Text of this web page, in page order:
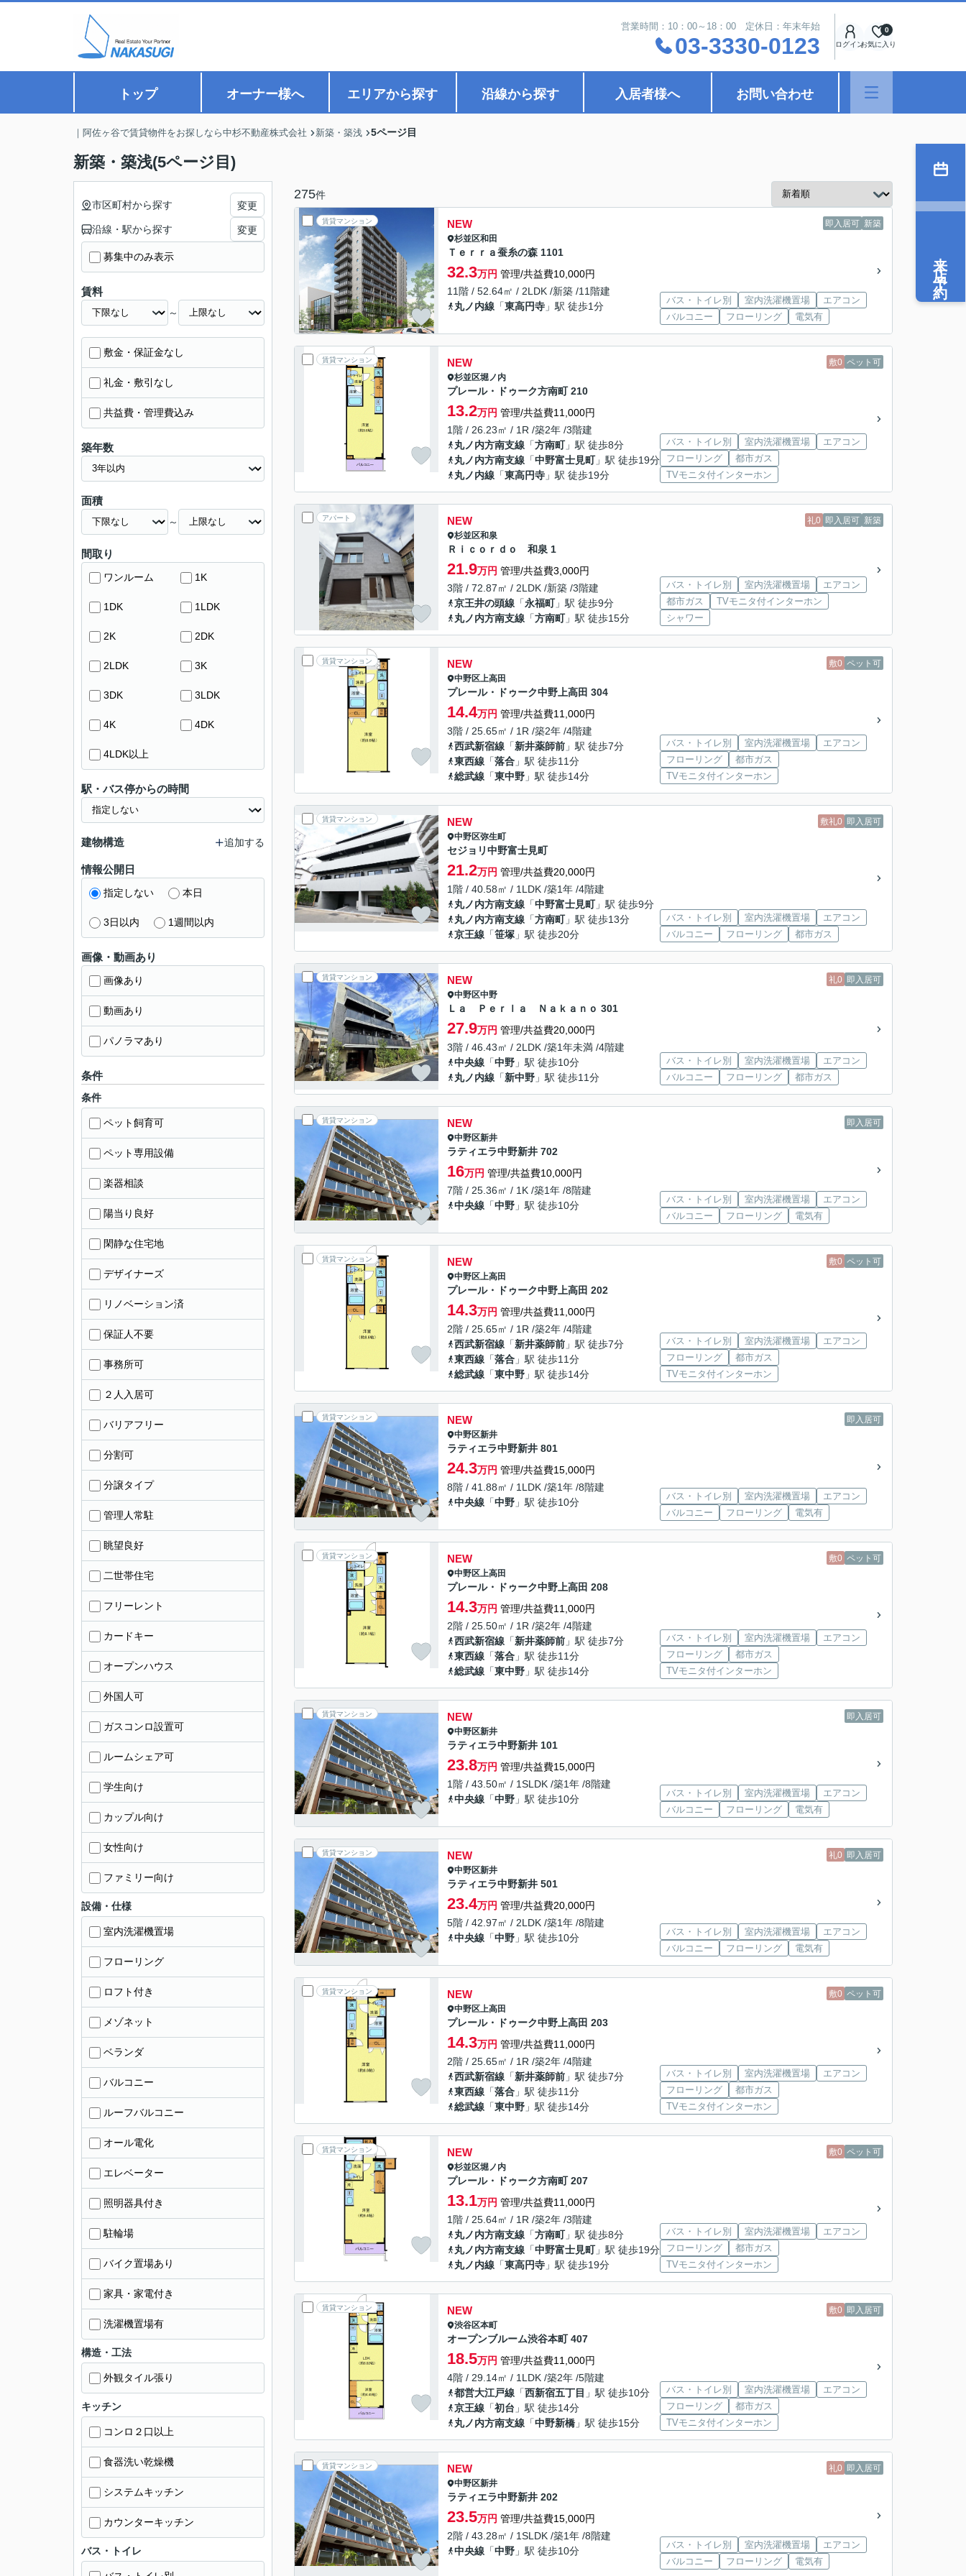
営業時間：10：00～18：00 定休日：年末年始
03-3330-0123 ログインお気に入り
0
トップ オーナー様へ エリアから探す 沿線から探す 入居者様へ お問い合わせ
｜阿佐ヶ谷で賃貸物件をお探しなら中杉不動産株式会社 新築・築浅 5ページ目
新築・築浅(5ページ目)
275件
賃貸マンション 即入居可 新築
NEW
杉並区和田
Ｔｅｒｒａ蚕糸の森 1101
32.3万円 管理/共益費10,000円
11階 / 52.64㎡ / 2LDK /新築 /11階建
丸ノ内線 「東高円寺 」駅 徒歩1分
バス・トイレ別 室内洗濯機置場
エアコン
バルコニー
フローリング 電気有
賃貸マンション 敷0 ペット可
NEW
杉並区堀ノ内
プレール・ドゥーク方南町 210
13.2万円 管理/共益費11,000円
1階 / 26.23㎡ / 1R /築2年 /3階建
丸ノ内方南支線 「方南町」駅 徒歩8分
丸ノ内方南支線 「中野富士見町」駅 徒歩19分
丸ノ内線 「東高円寺 」駅 徒歩19分
バス・トイレ別 室内洗濯機置場
エアコン
フローリング
都市ガス
TVモニタ付インターホン
アパート 礼0 即入居可 新築
NEW
杉並区和泉
Ｒｉｃｏｒｄｏ 和泉 1
21.9万円 管理/共益費3,000円
3階 / 72.87㎡ / 2LDK /新築 /3階建
京王井の頭線 「永福町」駅 徒歩9分
丸ノ内方南支線 「方南町」駅 徒歩15分
バス・トイレ別 室内洗濯機置場
エアコン
都市ガス
TVモニタ付インターホン
シャワー
賃貸マンション 敷0 ペット可
NEW
中野区上高田
プレール・ドゥーク中野上高田 304
14.4万円 管理/共益費11,000円
3階 / 25.65㎡ / 1R /築2年 /4階建
西武新宿線 「新井薬師前 」駅 徒歩7分
東西線 「落合 」駅 徒歩11分
総武線 「東中野 」駅 徒歩14分
バス・トイレ別 室内洗濯機置場
エアコン
フローリング
都市ガス
TVモニタ付インターホン
賃貸マンション 敷礼0 即入居可
NEW
中野区弥生町
セジョリ中野富士見町
21.2万円 管理/共益費20,000円
1階 / 40.58㎡ / 1LDK /築1年 /4階建
丸ノ内方南支線 「中野富士見町」駅 徒歩9分
丸ノ内方南支線 「方南町」駅 徒歩13分
京王線 「笹塚 」駅 徒歩20分
バス・トイレ別 室内洗濯機置場
エアコン
バルコニー
フローリング 都市ガス
賃貸マンション 礼0 即入居可
NEW
中野区中野
Ｌａ Ｐｅｒｌａ Ｎａｋａｎｏ 301
27.9万円 管理/共益費20,000円
3階 / 46.43㎡ / 2LDK /築1年未満 /4階建
中央線 「中野 」駅 徒歩10分
丸ノ内線 「新中野 」駅 徒歩11分
バス・トイレ別 室内洗濯機置場
エアコン
バルコニー
フローリング 都市ガス
賃貸マンション 即入居可
NEW
中野区新井
ラティエラ中野新井 702
16万円 管理/共益費10,000円
7階 / 25.36㎡ / 1K /築1年 /8階建
中央線 「中野 」駅 徒歩10分
バス・トイレ別 室内洗濯機置場
エアコン
バルコニー
フローリング 電気有
賃貸マンション 敷0 ペット可
NEW
中野区上高田
プレール・ドゥーク中野上高田 202
14.3万円 管理/共益費11,000円
2階 / 25.65㎡ / 1R /築2年 /4階建
西武新宿線 「新井薬師前 」駅 徒歩7分
東西線 「落合 」駅 徒歩11分
総武線 「東中野 」駅 徒歩14分
バス・トイレ別 室内洗濯機置場
エアコン
フローリング
都市ガス
TVモニタ付インターホン
賃貸マンション 即入居可
NEW
中野区新井
ラティエラ中野新井 801
24.3万円 管理/共益費15,000円
8階 / 41.88㎡ / 1LDK /築1年 /8階建
中央線 「中野 」駅 徒歩10分
バス・トイレ別 室内洗濯機置場
エアコン
バルコニー
フローリング 電気有
賃貸マンション 敷0 ペット可
NEW
中野区上高田
プレール・ドゥーク中野上高田 208
14.3万円 管理/共益費11,000円
2階 / 25.50㎡ / 1R /築2年 /4階建
西武新宿線 「新井薬師前 」駅 徒歩7分
東西線 「落合 」駅 徒歩11分
総武線 「東中野 」駅 徒歩14分
バス・トイレ別 室内洗濯機置場
エアコン
フローリング
都市ガス
TVモニタ付インターホン
賃貸マンション 即入居可
NEW
中野区新井
ラティエラ中野新井 101
23.8万円 管理/共益費15,000円
1階 / 43.50㎡ / 1SLDK /築1年 /8階建
中央線 「中野 」駅 徒歩10分
バス・トイレ別 室内洗濯機置場
エアコン
バルコニー
フローリング 電気有
賃貸マンション 礼0 即入居可
NEW
中野区新井
ラティエラ中野新井 501
23.4万円 管理/共益費20,000円
5階 / 42.97㎡ / 2LDK /築1年 /8階建
中央線 「中野 」駅 徒歩10分
バス・トイレ別 室内洗濯機置場
エアコン
バルコニー
フローリング 電気有
賃貸マンション 敷0 ペット可
NEW
中野区上高田
プレール・ドゥーク中野上高田 203
14.3万円 管理/共益費11,000円
2階 / 25.65㎡ / 1R /築2年 /4階建
西武新宿線 「新井薬師前 」駅 徒歩7分
東西線 「落合 」駅 徒歩11分
総武線 「東中野 」駅 徒歩14分
バス・トイレ別 室内洗濯機置場
エアコン
フローリング
都市ガス
TVモニタ付インターホン
賃貸マンション 敷0 ペット可
NEW
杉並区堀ノ内
プレール・ドゥーク方南町 207
13.1万円 管理/共益費11,000円
1階 / 25.64㎡ / 1R /築2年 /3階建
丸ノ内方南支線 「方南町」駅 徒歩8分
丸ノ内方南支線 「中野富士見町」駅 徒歩19分
丸ノ内線 「東高円寺 」駅 徒歩19分
バス・トイレ別 室内洗濯機置場
エアコン
フローリング
都市ガス
TVモニタ付インターホン
賃貸マンション 敷0 即入居可
NEW
渋谷区本町
オープンブルーム渋谷本町 407
18.5万円 管理/共益費11,000円
4階 / 29.14㎡ / 1LDK /築2年 /5階建
都営大江戸線 「西新宿五丁目 」駅 徒歩10分
京王線 「初台 」駅 徒歩14分
丸ノ内方南支線 「中野新橋 」駅 徒歩15分
バス・トイレ別 室内洗濯機置場
エアコン
フローリング
都市ガス
TVモニタ付インターホン
賃貸マンション 礼0 即入居可
NEW
中野区新井
ラティエラ中野新井 202
23.5万円 管理/共益費15,000円
2階 / 43.28㎡ / 1SLDK /築1年 /8階建
中央線 「中野 」駅 徒歩10分
バス・トイレ別 室内洗濯機置場
エアコン
バルコニー
フローリング 電気有
市区町村から探す 変更
沿線・駅から探す 変更
募集中のみ表示
賃料
～
敷金・保証金なし
礼金・敷引なし
共益費・管理費込み
築年数
面積
～
間取り
ワンルーム 1K
1DK 1LDK
2K 2DK
2LDK 3K
3DK 3LDK
4K 4DK
4LDK以上
駅・バス停からの時間
建物構造 追加する
情報公開日
指定しない 本日
3日以内 1週間以内
画像・動画あり
画像あり
動画あり
パノラマあり
条件
条件
ペット飼育可
ペット専用設備
楽器相談
陽当り良好
閑静な住宅地
デザイナーズ
リノベーション済
保証人不要
事務所可
２人入居可
バリアフリー
分割可
分譲タイプ
管理人常駐
眺望良好
二世帯住宅
フリーレント
カードキー
オープンハウス
外国人可
ガスコンロ設置可
ルームシェア可
学生向け
カップル向け
女性向け
ファミリー向け
設備・仕様
室内洗濯機置場
フローリング
ロフト付き
メゾネット
ベランダ
バルコニー
ルーフバルコニー
オール電化
エレベーター
照明器具付き
駐輪場
バイク置場あり
家具・家電付き
洗濯機置場有
構造・工法
外観タイル張り
キッチン
コンロ２口以上
食器洗い乾燥機
システムキッチン
カウンターキッチン
バス・トイレ
来店予約